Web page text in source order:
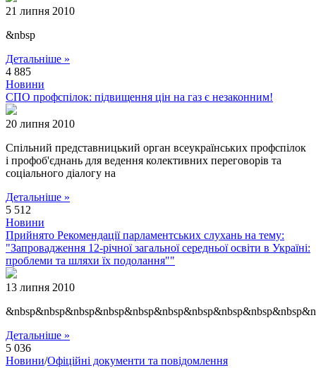
21 липня 2010
&nbsp
Детальніше »
4 885
Новини
СПО профспілок: підвищення цін на газ є незаконним!
20 липня 2010
Спільний представницький орган всеукраїнських профспілок
і профоб'єднань для ведення колективних переговорів та
соціального діалогу на
Детальніше »
5 512
Новини
Прийнято Рекомендації парламентських слухань на тему:
"Запровадження 12-річної загальної середньої освіти в Україні:
проблеми та шляхи їх подолання""
13 липня 2010
Детальніше »
5 036
Новини/Офіційні документи та повідомлення